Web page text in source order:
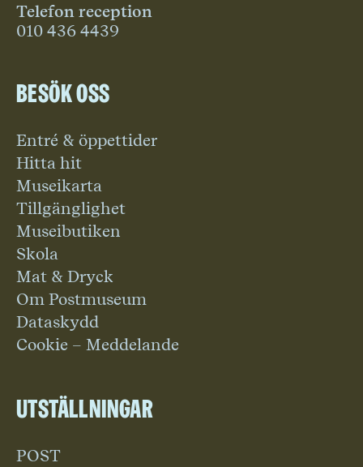
Telefon reception
010 436 4439
Besök oss
Entré & öppettider
Hitta hit
Museikarta
Tillgänglighet
Museibutiken
Skola
Mat & Dryck
Om Postmuseum
Dataskydd
Cookie – Meddelande
Utställningar
POST